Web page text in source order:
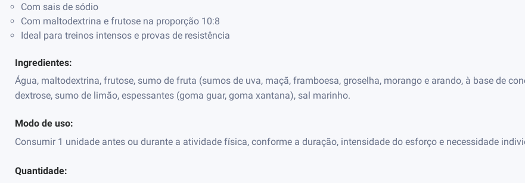
Com sais de sódio
Com maltodextrina e frutose na proporção 10:8
Ideal para treinos intensos e provas de resistência
Ingredientes:
Água, maltodextrina, frutose, sumo de fruta (sumos de uva, maçã, framboesa, groselha, morango e arando, à base de
dextrose, sumo de limão, espessantes (goma guar, goma xantana), sal marinho.
Modo de uso:
Consumir 1 unidade antes ou durante a atividade física, conforme a duração, intensidade do esforço e necessidade
Quantidade: